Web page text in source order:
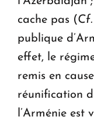
cache pas (Cf.
publique
effet, le
remis en
réunification
l’Arménie est